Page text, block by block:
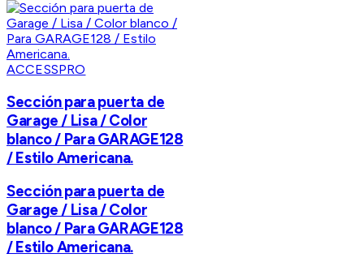
ACCESSPRO
Sección para puerta de
Garage / Lisa / Color
blanco / Para GARAGE128
/ Estilo Americana.
Sección para puerta de
Garage / Lisa / Color
blanco / Para GARAGE128
/ Estilo Americana.